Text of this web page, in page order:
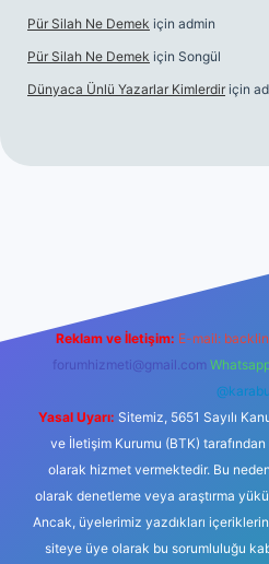
Pür Silah Ne Demek için admin
Pür Silah Ne Demek için Songül
Dünyaca Ünlü Yazarlar Kimlerdir için
Reklam ve İletişim: E-mail:
forumhizmeti@gmail.com
Yasal Uyarı: Sitemiz, 5651 Sayılı
ve İletişim Kurumu (BTK) tarafından
olarak hizmet vermektedir. Bu
olarak denetleme veya araştırma
Ancak, üyelerimiz yazdıkları
siteye üye olarak bu sorumluluğu